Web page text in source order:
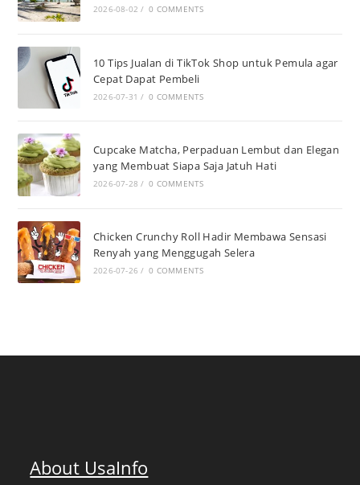
2026-08-02 / 0 COMMENTS
10 Tips Jualan di TikTok Shop untuk Pemula agar
Cepat Dapat Pembeli
2026-07-31 / 0 COMMENTS
Cupcake Matcha, Perpaduan Lembut dan Elegan
yang Membuat Siapa Saja Jatuh Hati
2026-07-28 / 0 COMMENTS
Chicken Crunchy Roll Hadir Membawa Sensasi
Renyah yang Menggugah Selera
2026-07-26 / 0 COMMENTS
About UsaInfo